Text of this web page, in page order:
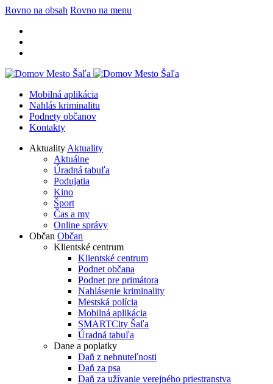
Rovno na obsah Rovno na menu
Mobilná aplikácia
Nahlás kriminalitu
Podnety občanov
Kontakty
Aktuality Aktuality
Aktuálne
Úradná tabuľa
Podujatia
Kino
Šport
Čas a my
Online správy
Občan Občan
Klientské centrum
Klientské centrum
Podnet občana
Podnet pre primátora
Nahlásenie kriminality
Mestská polícia
Mobilná aplikácia
SMARTCity Šaľa
Úradná tabuľa
Dane a poplatky
Daň z nehnuteľnosti
Daň za psa
Daň za užívanie verejného priestranstva